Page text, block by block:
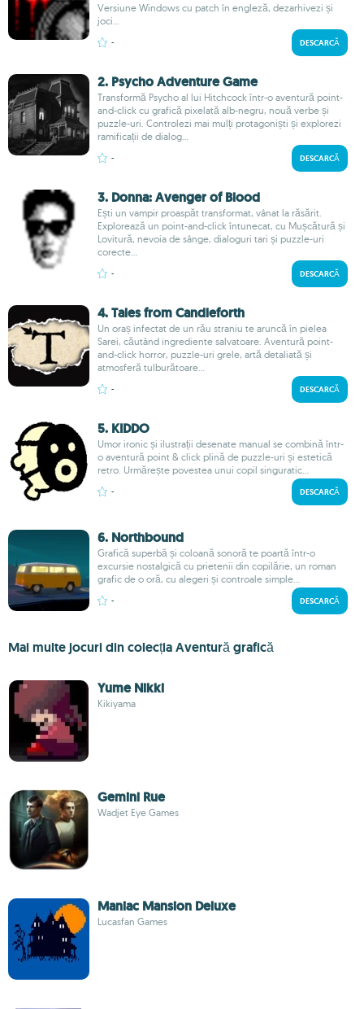
Versiune Windows cu patch în engleză, dezarhivezi și
joci...
- DESCARCĂ
2. Psycho Adventure Game
Transformă Psycho al lui Hitchcock într-o aventură point-
and-click cu grafică pixelată alb-negru, nouă verbe și
puzzle-uri. Controlezi mai mulți protagoniști și explorezi
ramificații de dialog...
- DESCARCĂ
3. Donna: Avenger of Blood
Ești un vampir proaspăt transformat, vânat la răsărit.
Explorează un point-and-click întunecat, cu Mușcătură și
Lovitură, nevoia de sânge, dialoguri tari și puzzle-uri
corecte...
- DESCARCĂ
4. Tales from Candleforth
Un oraș infectat de un rău straniu te aruncă în pielea
Sarei, căutând ingrediente salvatoare. Aventură point-
and-click horror, puzzle-uri grele, artă detaliată și
atmosferă tulburătoare...
- DESCARCĂ
5. KIDDO
Umor ironic și ilustrații desenate manual se combină într-
o aventură point & click plină de puzzle-uri și estetică
retro. Urmărește povestea unui copil singuratic...
- DESCARCĂ
6. Northbound
Grafică superbă și coloană sonoră te poartă într-o
excursie nostalgică cu prietenii din copilărie, un roman
grafic de o oră, cu alegeri și controale simple...
- DESCARCĂ
Mai multe jocuri din colecția Aventură grafică
Yume Nikki
Kikiyama
Gemini Rue
Wadjet Eye Games
Maniac Mansion Deluxe
Lucasfan Games